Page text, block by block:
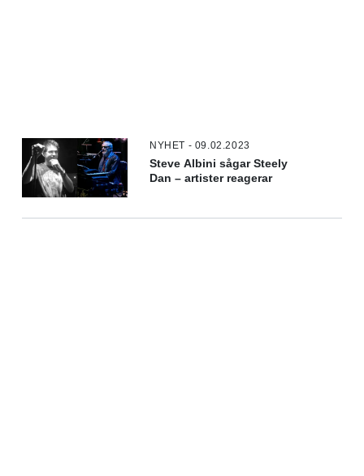
NYHET - 09.02.2023
Steve Albini sågar Steely
Dan – artister reagerar